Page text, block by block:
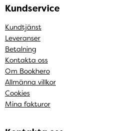
Kundservice
Kundtjänst
Leveranser
Betalning
Kontakta oss
Om Bookhero
Allmänna villkor
Cookies
Mina fakturor